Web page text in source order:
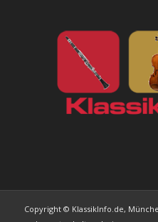
Copyright © KlassikInfo.de,